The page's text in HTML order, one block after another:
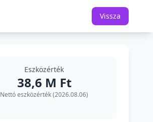
Vissza
Eszközérték
38,6 M Ft
Nettó eszközérték (2026.08.06)